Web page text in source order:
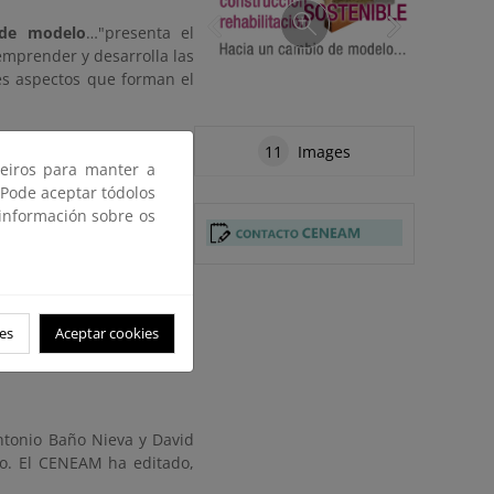
modelo…"presenta el
y desarrolla las
aspectos que forman el
Baño Nieva y David
El CENEAM ha editado,
11
Images
para manter a
aceptar tódolos
sobre os
Aceptar cookies